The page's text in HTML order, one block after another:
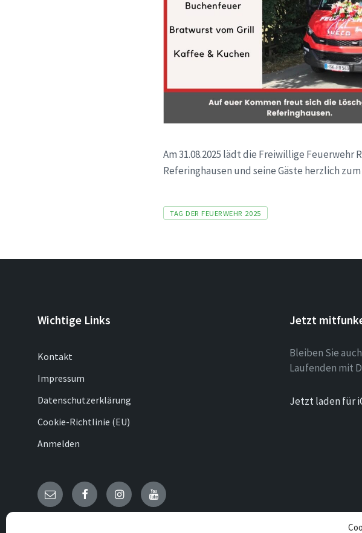
Am 31.08.2025 lädt die Freiwillige
Referinghausen und seine Gäste herzlich
Tags
TAG DER FEUERWEHR 2025
Wichtige Links
Kontakt
Impressum
Datenschutzerklärung
Cookie-Richtlinie (EU)
Anmelden
Jetzt
Bleiben Sie
Laufenden mit
Jetzt laden für
E- FacebookInstagramYouTube